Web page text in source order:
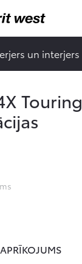
un interjers
Touring